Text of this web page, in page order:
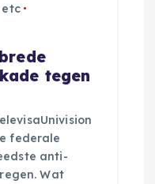
etc
tegen
federale
anti-
Wat